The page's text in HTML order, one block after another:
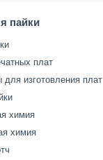
пайки
плат
для изготовления плат
химия
химия